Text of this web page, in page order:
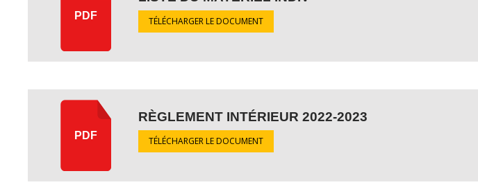
PDF TÉLÉCHARGER LE DOCUMENT
PDF
RÈGLEMENT INTÉRIEUR 2022-2023
TÉLÉCHARGER LE DOCUMENT